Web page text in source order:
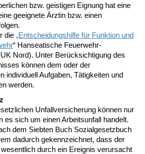
bzw. geistigen Eignung hat eine
geeignete Ärztin bzw. einen
die „Entscheidungshilfe für Funktion und
“ Hanseatische Feuerwehr-
Nord). Unter Berücksichtigung des
können dem oder der
individuell Aufgaben, Tätigkeiten und
werden.
Unfallversicherung können nur
es sich um einen Arbeitsunfall handelt.
dem Siebten Buch Sozialgesetzbuch
dadurch gekennzeichnet, dass der
durch ein Ereignis verursacht